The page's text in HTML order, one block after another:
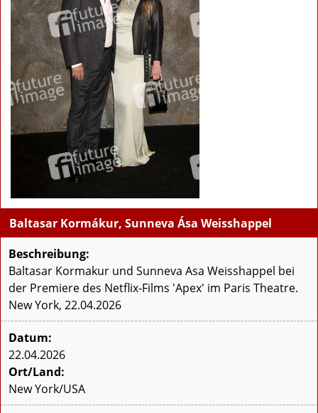
Baltasar Kormákur, Sunneva Ása Weisshappel
Beschreibung:
Baltasar Kormakur und Sunneva Asa Weisshappel bei
der Premiere des Netflix-Films 'Apex' im Paris Theatre.
New York, 22.04.2026
Datum:
22.04.2026
Ort/Land:
New York/USA